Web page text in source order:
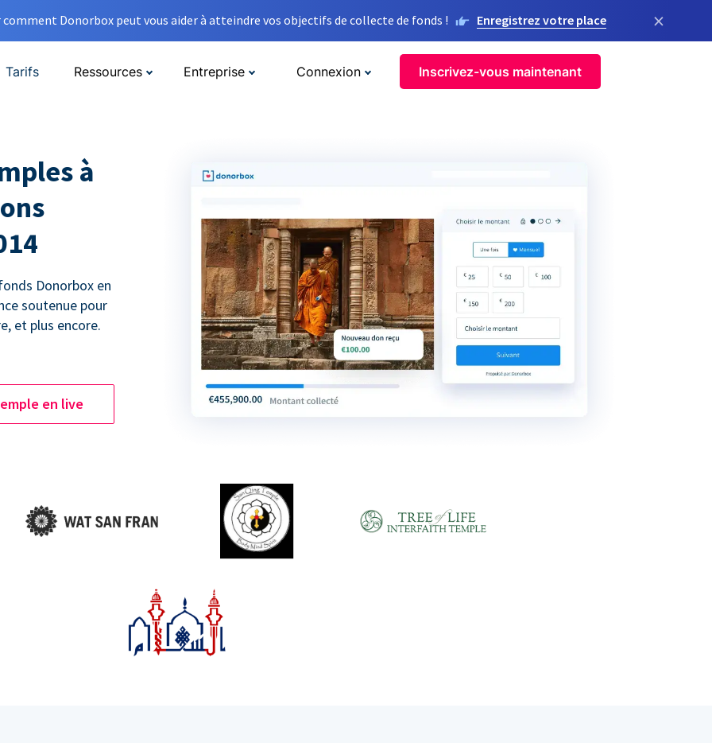
Donorbox peut vous aider à atteindre vos objectifs de collecte de fonds ! Enregistrez votre place ×
Tarifs Ressources Entreprise Connexion Inscrivez-vous maintenant
à
Donorbox en
soutenue pour
et plus encore.
en live